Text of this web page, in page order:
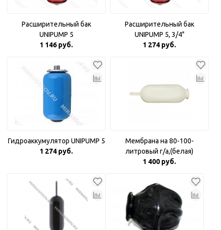
Расширительный бак
UNIPUMP 5
1 146 руб.
Расширительный бак
UNIPUMP 5, 3/4"
1 274 руб.
Гидроаккумулятор UNIPUMP 5
1 274 руб.
Мембрана на 80-100-
литровый г/а,(белая)
1 400 руб.